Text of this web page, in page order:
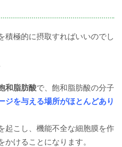
積極的に摂取すればいいのでし
和脂肪酸で、飽和脂肪酸の分子
ジを与える場所がほとんどあり
起こし、機能不全な細胞膜を作
かけることになります。